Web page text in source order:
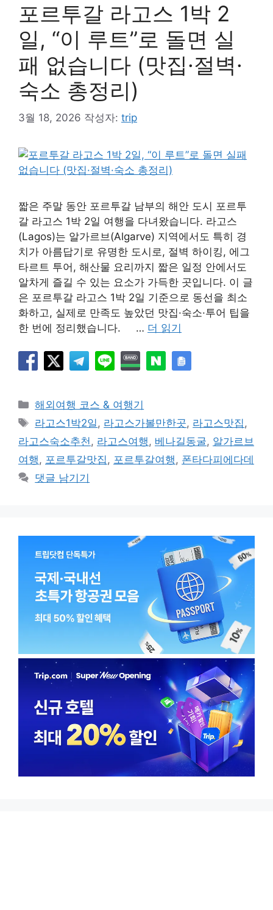
포르투갈 라고스 1박 2
일, “이 루트”로 돌면 실
패 없습니다 (맛집·절벽·
숙소 총정리)
3월 18, 2026 작성자: trip
짧은 주말 동안 포르투갈 남부의 해안 도시 포르투
갈 라고스 1박 2일 여행을 다녀왔습니다. 라고스
(Lagos)는 알가르브(Algarve) 지역에서도 특히 경
치가 아름답기로 유명한 도시로, 절벽 하이킹, 에그
타르트 투어, 해산물 요리까지 짧은 일정 안에서도
알차게 즐길 수 있는 요소가 가득한 곳입니다. 이 글
은 포르투갈 라고스 1박 2일 기준으로 동선을 최소
화하고, 실제로 만족도 높았던 맛집·숙소·투어 팁을
한 번에 정리했습니다. … 더 읽기
카
테
리
해외여행 코스 & 여행기
태
그
라고스1박2일, 라고스가볼만한곳, 라고스맛집,
라고스숙소추천, 라고스여행, 베나길동굴, 알가르브
여행, 포르투갈맛집, 포르투갈여행, 폰타다피에다데
댓글 남기기